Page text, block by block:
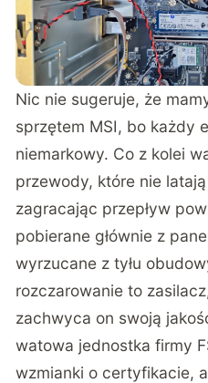
Nic nie sugeruje, że
sprzętem MSI, bo każdy
niemarkowy. Co z kolei
przewody, które nie
zagracając przepływ
pobierane głównie z
wyrzucane z tyłu
rozczarowanie to
zachwyca on swoją
watowa jednostka firmy
wzmianki o certyfikacie,